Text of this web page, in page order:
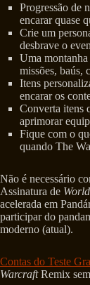
Progressão de
encarar quase
Crie um
desbrave o
Uma
missões, baús,
Itens
encarar os
Converta itens
aprimorar
Fique com o
quando The
Não é necessário
Assinatura de
acelerada em
participar do
moderno (atual).
Contas do Teste
WarcraftRemix